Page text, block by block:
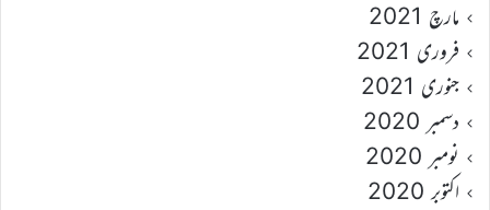
مارچ 2021
فروری 2021
جنوری 2021
دسمبر 2020
نومبر 2020
اکتوبر 2020